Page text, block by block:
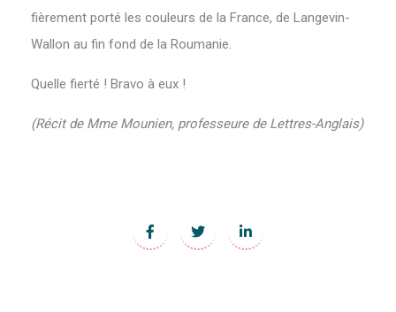
fièrement porté les couleurs de la France, de Langevin-
Wallon au fin fond de la Roumanie.
Quelle fierté ! Bravo à eux !
(Récit de Mme Mounien, professeure de Lettres-Anglais)